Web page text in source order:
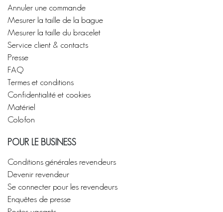
Annuler une commande
Mesurer la taille de la bague
Mesurer la taille du bracelet
Service client & contacts
Presse
FAQ
Termes et conditions
Confidentialité et cookies
Matériel
Colofon
POUR LE BUSINESS
Conditions générales revendeurs
Devenir revendeur
Se connecter pour les revendeurs
Enquêtes de presse